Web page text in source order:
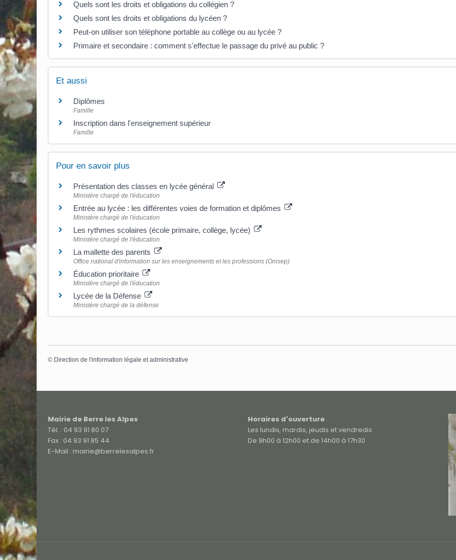
Quels sont les droits et obligations du collégien ?
Quels sont les droits et obligations du lycéen ?
Peut-on utiliser son téléphone portable au collège ou au lycée ?
Primaire et secondaire : comment s'effectue le passage du privé au public ?
Et aussi
Diplômes
Famille
Inscription dans l'enseignement supérieur
Famille
Pour en savoir plus
Présentation des classes en lycée général
Ministère chargé de l'éducation
Entrée au lycée : les différentes voies de formation et diplômes
Ministère chargé de l'éducation
Les rythmes scolaires (école primaire, collège, lycée)
Ministère chargé de l'éducation
La mallette des parents
Office national d'information sur les enseignements et les professions (Onisep)
Éducation prioritaire
Ministère chargé de l'éducation
Lycée de la Défense
Ministère chargé de la défense
© Direction de l'information légale et administrative
Mairie de Berre les Alpes
Tél. : 04 93 91 80 07
Fax : 04 93 91 85 44
E-Mail : mairie@berrelesalpes.fr
Horaires d'ouverture
Les lundis, mardis, jeudis et vendredis
De 9h00 à 12h00 et de 14h00 à 17h30